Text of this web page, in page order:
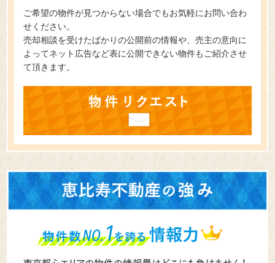
ご希望の物件が見つからない場合でもお気軽にお問い合わ
せください。
売却相談を受けたばかりの公開前の情報や、売主の意向に
よってネット広告など表に公開できない物件もご紹介させ
て頂きます。